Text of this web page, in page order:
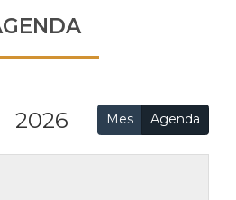
2026 Mes Agenda